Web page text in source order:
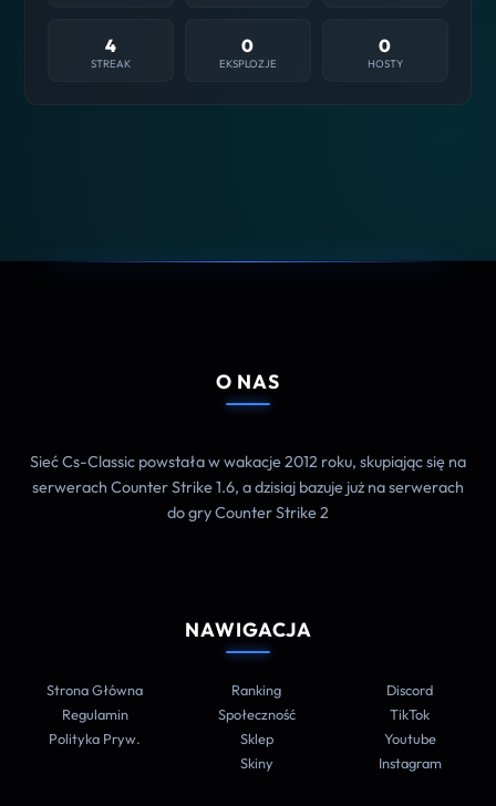
4
STREAK
0
EKSPLOZJE
0
HOSTY
O NAS
Sieć Cs-Classic powstała w wakacje 2012 roku, skupiając się na
serwerach Counter Strike 1.6, a dzisiaj bazuje już na serwerach
do gry Counter Strike 2
NAWIGACJA
Strona Główna
Regulamin
Polityka Pryw.
Ranking
Społeczność
Sklep
Skiny
Discord
TikTok
Youtube
Instagram